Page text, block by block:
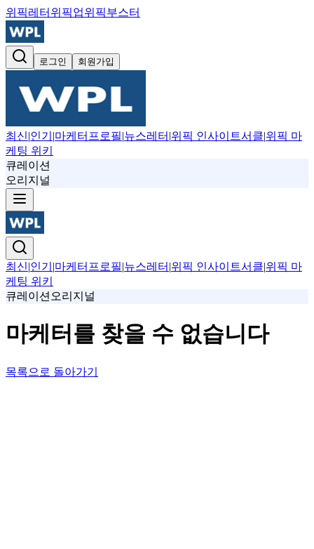
위픽레터 위픽업위픽부스터
로그인 회원가입
최신|인기 |마케터프로필|뉴스레터 |위픽 인사이트서클|위픽 마
케팅 위키
큐레이션
오리지널
최신|인기 |마케터프로필|뉴스레터 |위픽 인사이트서클|위픽 마
케팅 위키
큐레이션 오리지널
마케터를 찾을 수 없습니다
목록으로 돌아가기